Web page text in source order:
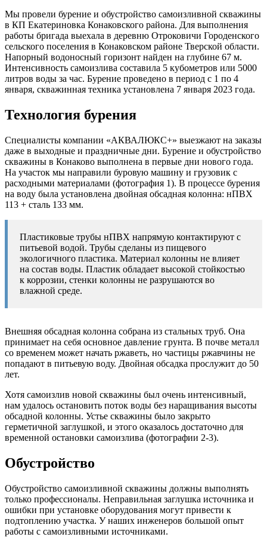
Мы провели бурение и обустройство самоизливной скважины
в КП Екатериновка Конаковского района. Для выполнения
работы бригада выехала в деревню Отроковичи Городенского
сельского поселения в Конаковском районе Тверской области.
Напорный водоносный горизонт найден на глубине 67 м.
Интенсивность самоизлива составила 5 кубометров или 5000
литров воды за час. Бурение проведено в период с 1 по 4
января, скважинная техника установлена 7 января 2023 года.
Технология бурения
Специалисты компании «АКВАЛЮКС+» выезжают на заказы
даже в выходные и праздничные дни. Бурение и обустройство
скважины в Конаково выполнена в первые дни нового года.
На участок мы направили буровую машину и грузовик с
расходными материалами (фотография 1). В процессе бурения
на воду была установлена двойная обсадная колонна: нПВХ
113 + сталь 133 мм.
Пластиковые трубы нПВХ напрямую контактируют с
питьевой водой. Трубы сделаны из пищевого
экологичного пластика. Материал колонны не влияет
на состав воды. Пластик обладает высокой стойкостью
к коррозии, стенки колонны не разрушаются во
влажной среде.
Внешняя обсадная колонна собрана из стальных труб. Она
принимает на себя основное давление грунта. В почве металл
со временем может начать ржаветь, но частицы ржавчины не
попадают в питьевую воду. Двойная обсадка прослужит до 50
лет.
Хотя самоизлив новой скважины был очень интенсивный,
нам удалось остановить поток воды без наращивания высоты
обсадной колонны. Устье скважины было закрыто
герметичной заглушкой, и этого оказалось достаточно для
временной остановки самоизлива (фотографии 2-3).
Обустройство
Обустройство самоизливной скважины должны выполнять
только профессионалы. Неправильная заглушка источника и
ошибки при установке оборудования могут привести к
подтоплению участка. У наших инженеров большой опыт
работы с самоизливными источниками.